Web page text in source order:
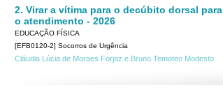
2. Virar a vítima para o decúbito dorsal para
o atendimento - 2026
EDUCAÇÃO FÍSICA
[EFB0120-2] Socorros de Urgência
Cláudia Lúcia de Moraes Forjaz e Bruno Temoteo Modesto